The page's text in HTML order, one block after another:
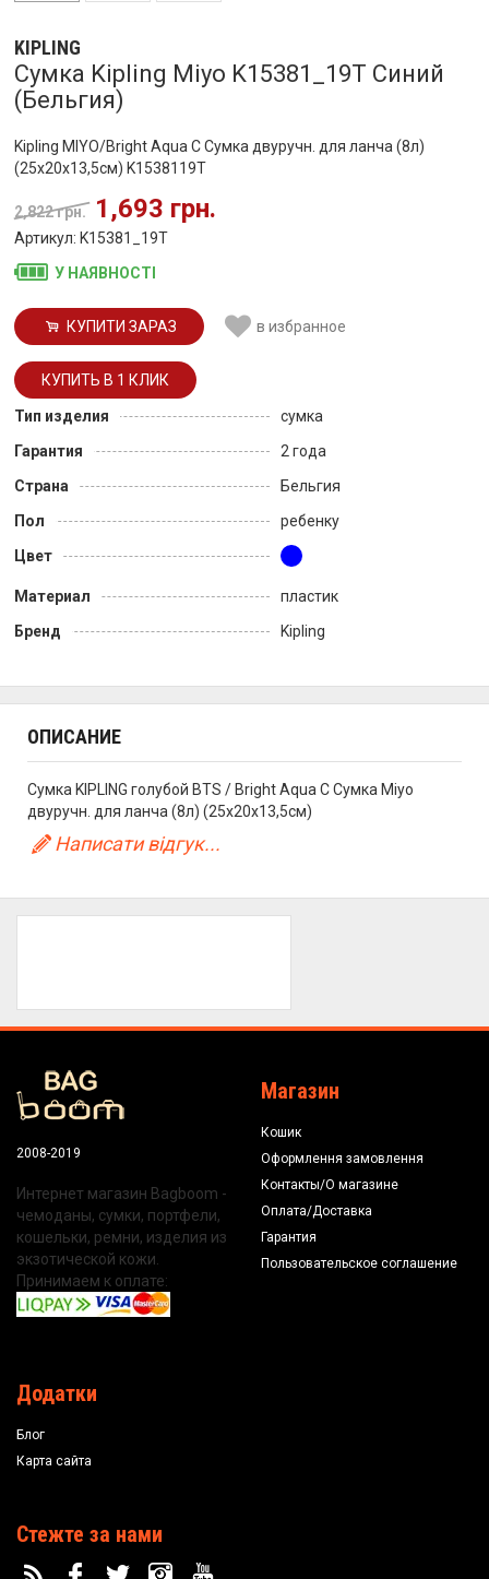
KIPLING
Сумка Kipling Miyo K15381_19T Синий
(Бельгия)
Kipling MIYO/Bright Aqua C Сумка двуручн. для ланча (8л)
(25x20x13,5см) K1538119T
2,822 грн. 1,693 грн.
Артикул: K15381_19T
У НАЯВНОСТІ
КУПИТИ ЗАРАЗ в избранное
Тип изделия
сумка
Гарантия
2 года
Страна
Бельгия
Пол
ребенку
Цвет
Материал
пластик
Бренд
Kipling
ОПИСАНИЕ
Сумка KIPLING голубой BTS / Bright Aqua C Сумка Miyo
двуручн. для ланча (8л) (25x20x13,5см)
Написати відгук...
2008-2019
Интернет магазин Bagboom -
чемоданы, сумки, портфели,
кошельки, ремни, изделия из
экзотической кожи.
Принимаем к оплате:
Магазин
Кошик
Оформлення замовлення
Контакты/О магазине
Оплата/Доставка
Гарантия
Пользовательское соглашение
Додатки
Блог
Карта сайта
Стежте за нами